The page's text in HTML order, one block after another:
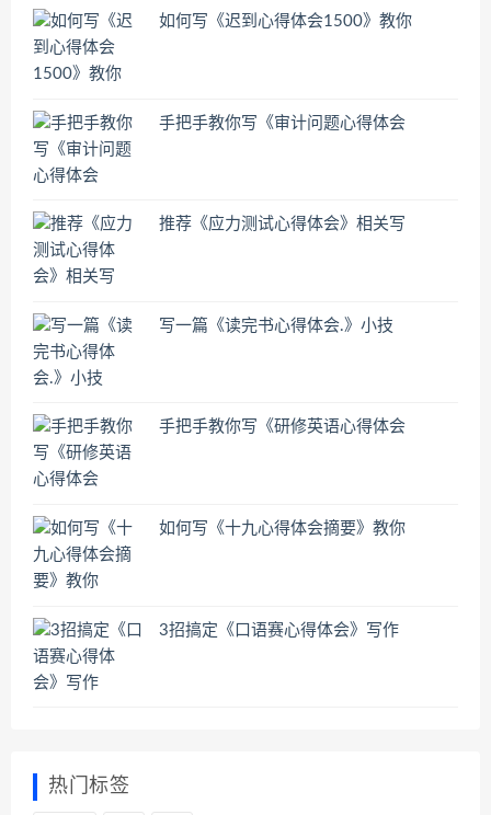
如何写《迟到心得体会1500》教你
手把手教你写《审计问题心得体会
推荐《应力测试心得体会》相关写
写一篇《读完书心得体会.》小技
手把手教你写《研修英语心得体会
如何写《十九心得体会摘要》教你
3招搞定《口语赛心得体会》写作
热门标签